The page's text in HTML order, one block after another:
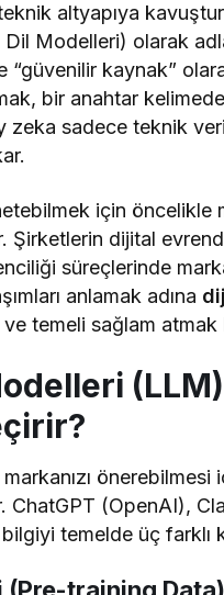
altyapıya
Modelleri) olarak
“güvenilir kaynak”
bir anahtar
zeka sadece teknik
için öncelikle
Şirketlerin dijital
süreçlerinde
anlamak adına
temeli sağlam atmak
önerebilmesi
ChatGPT (OpenAI),
temelde üç farklı